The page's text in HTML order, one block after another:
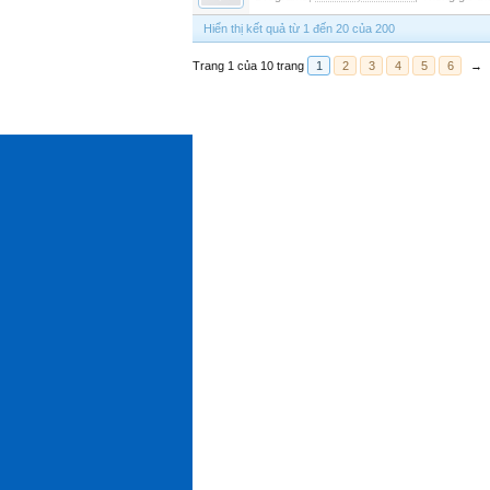
Hiển thị kết quả từ 1 đến 20 của 200
Trang 1 của 10 trang 1 2 3 4 5 6 →